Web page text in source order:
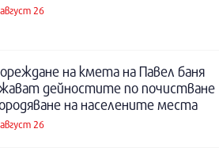
26
на кмета на Павел баня
дейностите по почистване
на населените места
26